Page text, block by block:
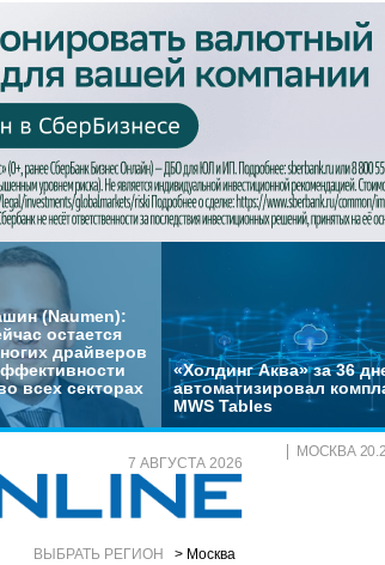
(Naumen):
остается
драйверов
всех секторах
«Холдинг Аква» за 36
автоматизировал
MWS Tables
7 АВГУСТА 2026
ВЫБРАТЬ РЕГИОН > Москва
МОСКВА 20.2